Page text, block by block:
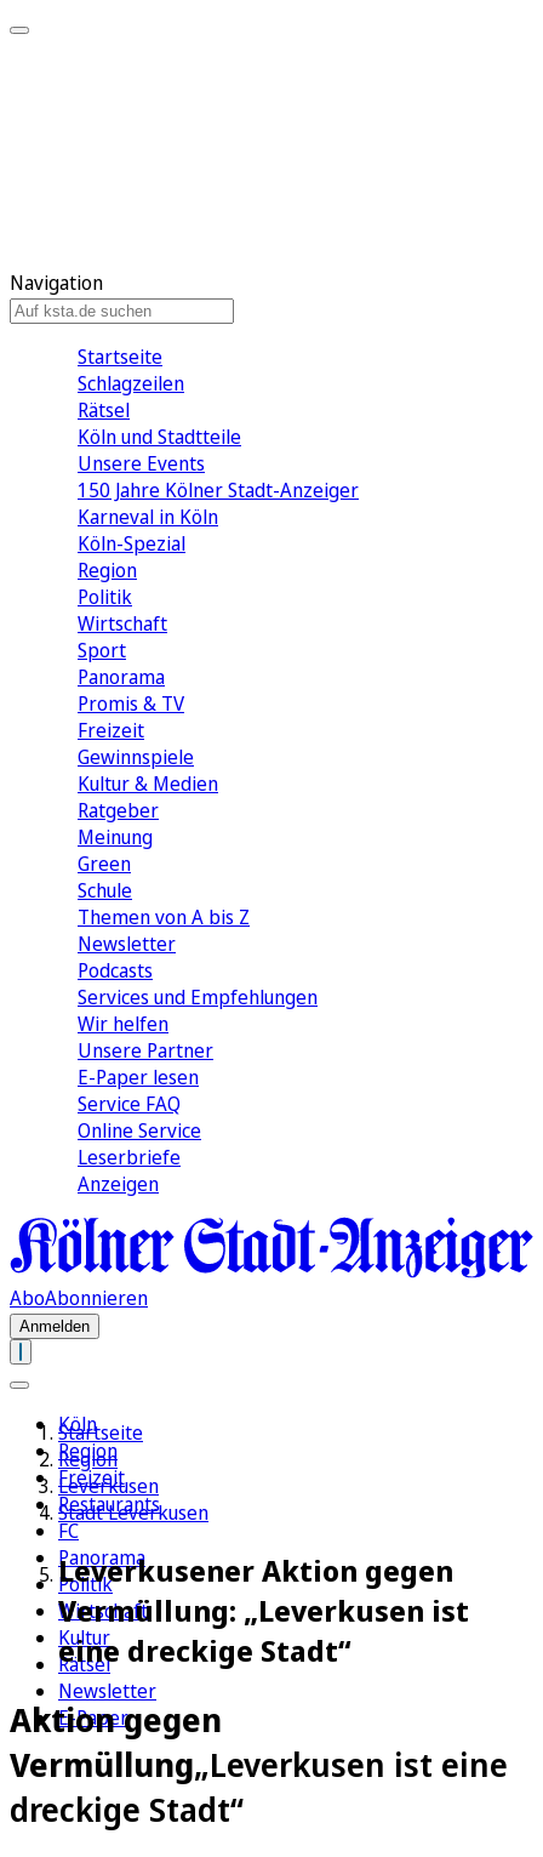
Navigation
Startseite
Schlagzeilen
Rätsel
Köln und Stadtteile
Unsere Events
150 Jahre Kölner Stadt-Anzeiger
Karneval in Köln
Köln-Spezial
Region
Politik
Wirtschaft
Sport
Panorama
Promis & TV
Freizeit
Gewinnspiele
Kultur & Medien
Ratgeber
Meinung
Green
Schule
Themen von A bis Z
Newsletter
Podcasts
Services und Empfehlungen
Wir helfen
Unsere Partner
E-Paper lesen
Service FAQ
Online Service
Leserbriefe
Anzeigen
AboAbonnieren
Anmelden
Köln
Region
Freizeit
Restaurants
FC
Panorama
Politik
Wirtschaft
Kultur
Rätsel
Newsletter
E-Paper
Startseite
Region
Leverkusen
Stadt Leverkusen
Leverkusener Aktion gegen
Vermüllung: „Leverkusen ist
eine dreckige Stadt“
Aktion gegen
Vermüllung„Leverkusen ist eine
dreckige Stadt“